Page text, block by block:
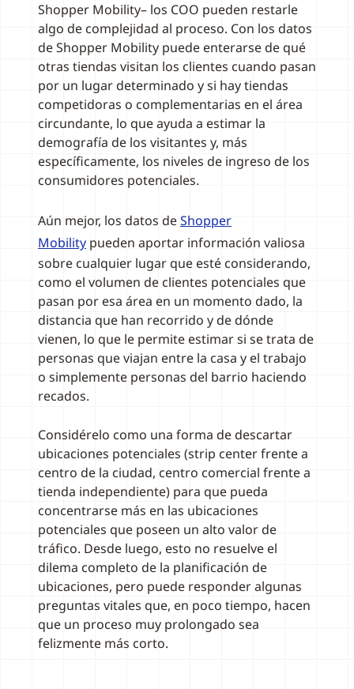
Shopper Mobility– los COO pueden restarle
algo de complejidad al proceso. Con los datos
de Shopper Mobility puede enterarse de qué
otras tiendas visitan los clientes cuando pasan
por un lugar determinado y si hay tiendas
competidoras o complementarias en el área
circundante, lo que ayuda a estimar la
demografía de los visitantes y, más
específicamente, los niveles de ingreso de los
consumidores potenciales.
Aún mejor, los datos deShopper
Mobility pueden aportar información valiosa
sobre cualquier lugar que esté considerando,
como el volumen de clientes potenciales que
pasan por esa área en un momento dado, la
distancia que han recorrido y de dónde
vienen, lo que le permite estimar si se trata de
personas que viajan entre la casa y el trabajo
o simplemente personas del barrio haciendo
recados.
Considérelo como una forma de descartar
ubicaciones potenciales (strip center frente a
centro de la ciudad, centro comercial frente a
tienda independiente) para que pueda
concentrarse más en las ubicaciones
potenciales que poseen un alto valor de
tráfico. Desde luego, esto no resuelve el
dilema completo de la planificación de
ubicaciones, pero puede responder algunas
preguntas vitales que, en poco tiempo, hacen
que un proceso muy prolongado sea
felizmente más corto.